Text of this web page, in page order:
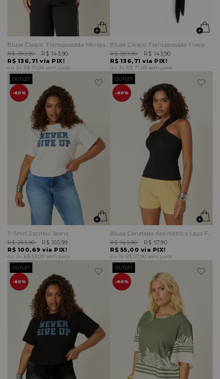
R$ 136,71 via PIX!
R$ 359,90 R$ 143,90
2x R$ 71,95 sem juros
Blusa Classic Transpassada Fivela
R$ 136,71 via PIX!
R$ 359,90 R$ 143,90
2x R$ 71,95 sem juros
60%
OUTLET
T-Shirt Escritas Jeans
R$ 100,69 via PIX!
R$ 263,90 R$ 105,99
2x R$ 53,00 sem juros
60%
OUTLET
R$ 55,00 via PIX!
R$ 143,90 R$ 57,90
1x R$ 57,90 sem juros
60%
OUTLET
60%
OUTLET